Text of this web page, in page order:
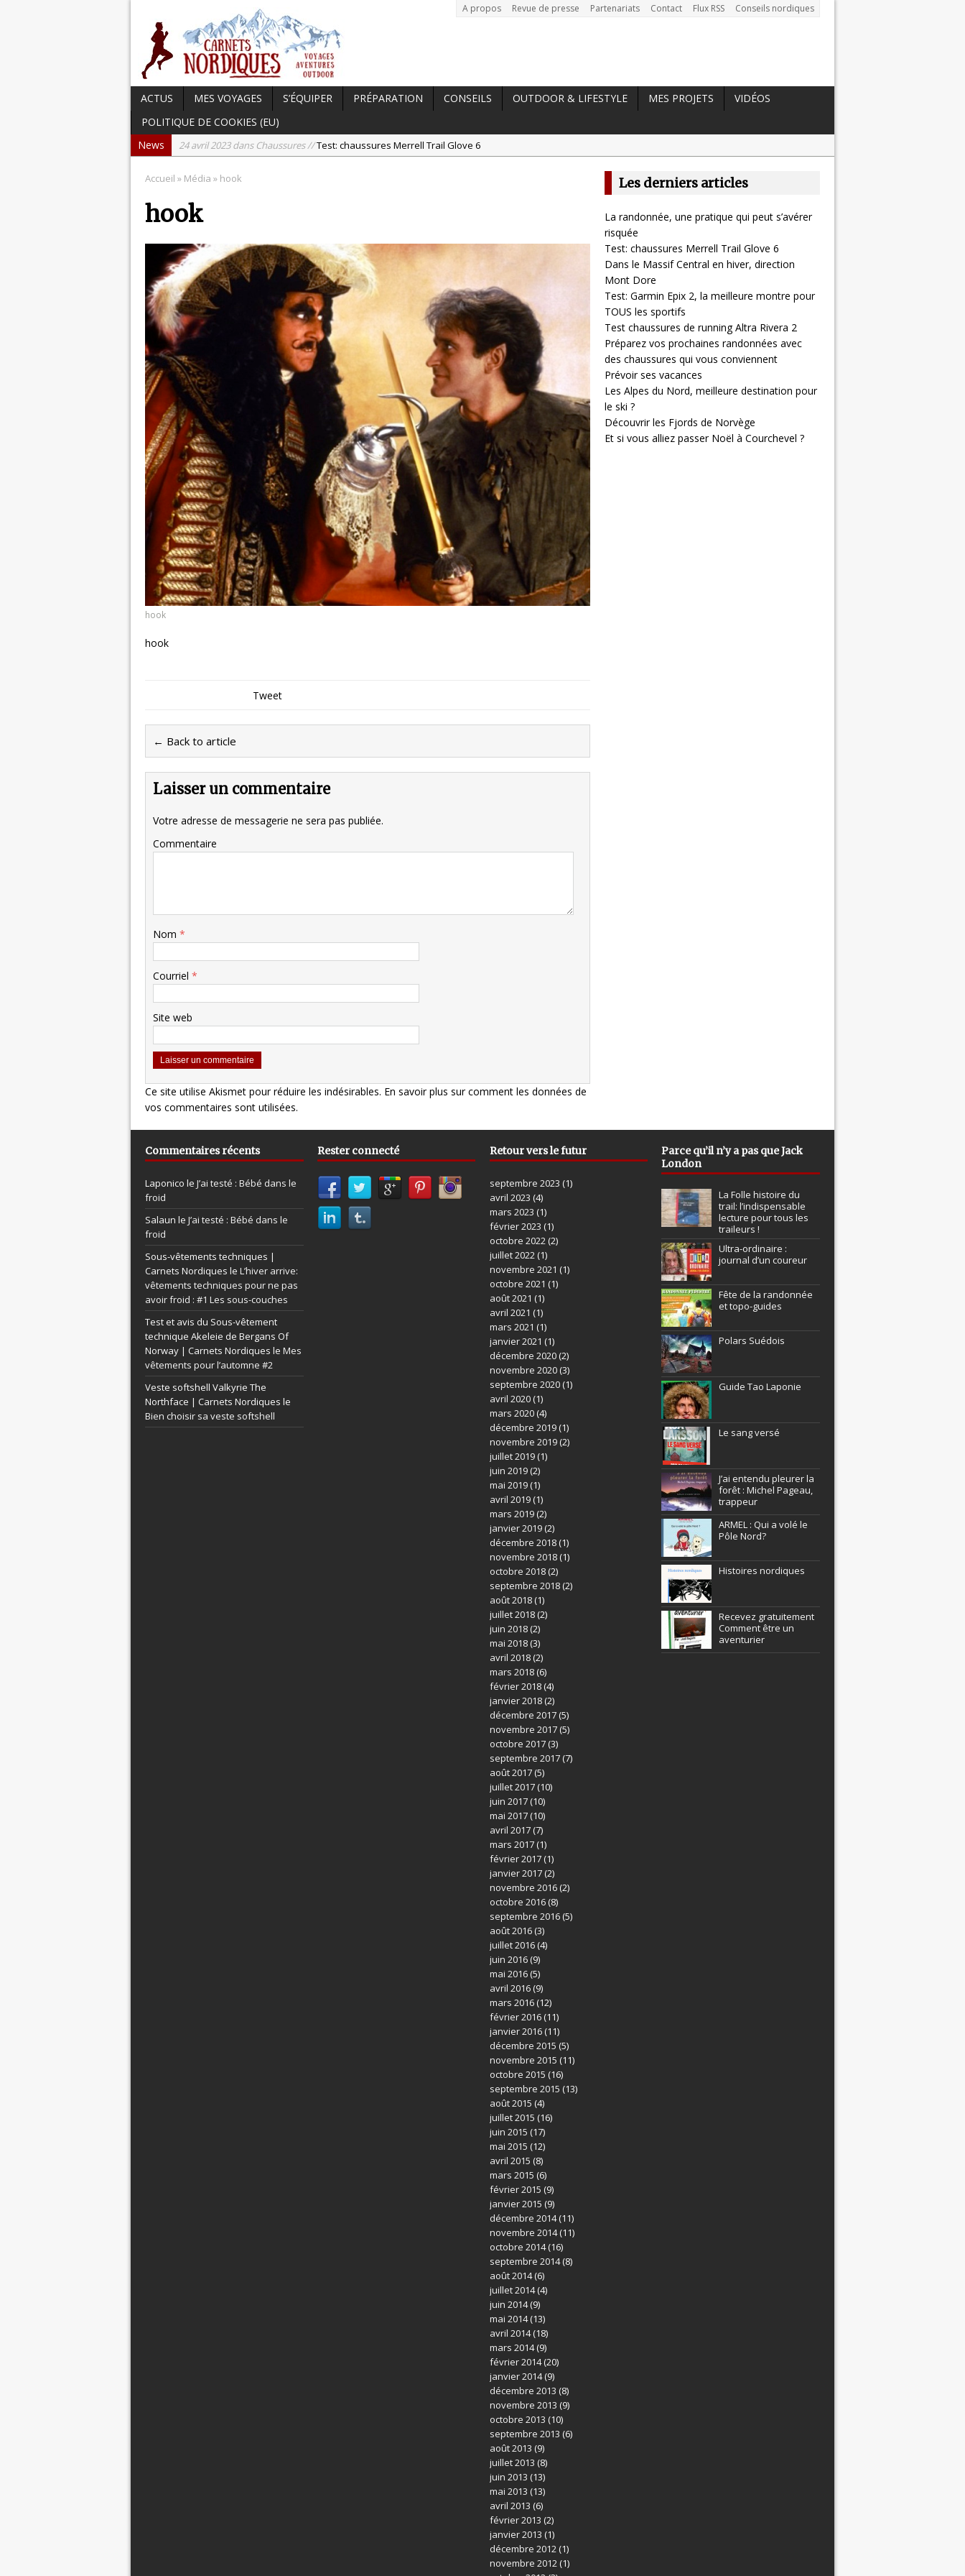
A propos Revue de presse Partenariats Contact Flux RSS Conseils nordiques
ACTUS MES VOYAGES S’ÉQUIPER PRÉPARATION CONSEILS OUTDOOR & LIFESTYLE MES PROJETS
VIDÉOS
POLITIQUE DE COOKIES (EU)
News
24 avril 2023 dans Chaussures //Test: chaussures Merrell Trail Glove 6
3 avril 2023 dans Chaussures //
Accueil » Média » hook
hook
hook
hook
Tweet
← Back to article
Laisser un commentaire
Votre adresse de messagerie ne sera pas publiée.
Commentaire
Nom *
Courriel *
Site web
Ce site utilise Akismet pour réduire les indésirables. En savoir plus sur comment les données de
vos commentaires sont utilisées.
Les derniers articles
La randonnée, une pratique qui peut s’avérer
risquée
Test: chaussures Merrell Trail Glove 6
Dans le Massif Central en hiver, direction
Mont Dore
Test: Garmin Epix 2, la meilleure montre pour
TOUS les sportifs
Test chaussures de running Altra Rivera 2
Préparez vos prochaines randonnées avec
des chaussures qui vous conviennent
Prévoir ses vacances
Les Alpes du Nord, meilleure destination pour
le ski ?
Découvrir les Fjords de Norvège
Et si vous alliez passer Noël à Courchevel ?
Commentaires récents
Laponico le J’ai testé : Bébé dans le
froid
Salaun le J’ai testé : Bébé dans le
froid
Sous-vêtements techniques |
Carnets Nordiques le L’hiver arrive:
vêtements techniques pour ne pas
avoir froid : #1 Les sous-couches
Test et avis du Sous-vêtement
technique Akeleie de Bergans Of
Norway | Carnets Nordiques le Mes
vêtements pour l’automne #2
Veste softshell Valkyrie The
Northface | Carnets Nordiques le
Bien choisir sa veste softshell
Rester connecté Retour vers le futur
septembre 2023 (1)
avril 2023 (4)
mars 2023 (1)
février 2023 (1)
octobre 2022(2)
juillet 2022(1)
novembre 2021 (1)
octobre 2021 (1)
août 2021 (1)
avril 2021 (1)
mars 2021 (1)
janvier 2021 (1)
décembre 2020(2)
novembre 2020(3)
septembre 2020(1)
avril 2020(1)
mars 2020(4)
décembre 2019(1)
novembre 2019(2)
juillet 2019(1)
juin 2019(2)
mai 2019(1)
avril 2019(1)
mars 2019(2)
janvier 2019(2)
décembre 2018(1)
novembre 2018(1)
octobre 2018(2)
septembre 2018(2)
août 2018(1)
juillet 2018(2)
juin 2018(2)
mai 2018(3)
avril 2018(2)
mars 2018(6)
février 2018(4)
janvier 2018(2)
décembre 2017(5)
novembre 2017(5)
octobre 2017(3)
septembre 2017(7)
août 2017(5)
juillet 2017(10)
juin 2017(10)
mai 2017(10)
avril 2017(7)
mars 2017(1)
février 2017(1)
janvier 2017(2)
novembre 2016(2)
octobre 2016(8)
septembre 2016(5)
août 2016(3)
juillet 2016(4)
juin 2016(9)
mai 2016(5)
avril 2016(9)
mars 2016(12)
février 2016(11)
janvier 2016(11)
décembre 2015 (5)
novembre 2015 (11)
octobre 2015 (16)
septembre 2015 (13)
août 2015 (4)
juillet 2015 (16)
juin 2015 (17)
mai 2015 (12)
avril 2015 (8)
mars 2015 (6)
février 2015 (9)
janvier 2015 (9)
décembre 2014(11)
novembre 2014(11)
octobre 2014(16)
septembre 2014(8)
août 2014(6)
juillet 2014(4)
juin 2014(9)
mai 2014(13)
avril 2014(18)
mars 2014(9)
février 2014(20)
janvier 2014(9)
décembre 2013 (8)
novembre 2013 (9)
octobre 2013 (10)
septembre 2013 (6)
août 2013 (9)
juillet 2013 (8)
juin 2013 (13)
mai 2013 (13)
avril 2013 (6)
février 2013 (2)
janvier 2013 (1)
décembre 2012(1)
novembre 2012(1)
Parce qu’il n’y a pas que Jack
London
La Folle histoire du
trail: l’indispensable
lecture pour tous les
traileurs !
Ultra-ordinaire :
journal d’un coureur
Fête de la randonnée
et topo-guides
Polars Suédois
Guide Tao Laponie
Le sang versé
J’ai entendu pleurer la
forêt : Michel Pageau,
trappeur
ARMEL : Qui a volé le
Pôle Nord?
Histoires nordiques
Recevez gratuitement
Comment être un
aventurier